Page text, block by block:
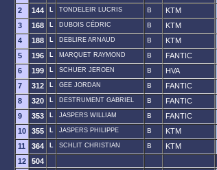
2 144 L TONDELEIR LUCRIS B KTM
3 168 L DUBOIS CÉDRIC B KTM
4 188 L DEBLIRE ARNAUD B KTM
5 196 L MARQUET RAYMOND B FANTIC
6 199 L SCHUER JEROEN B HVA
7 312 L GEE JORDAN B FANTIC
8 320 L DESTRUMENT GABRIEL B FANTIC
9 353 L JASPERS WILLIAM B FANTIC
10 355 L JASPERS PHILIPPE B KTM
11 364 L SCHLIT CHRISTIAN B KTM
12 504